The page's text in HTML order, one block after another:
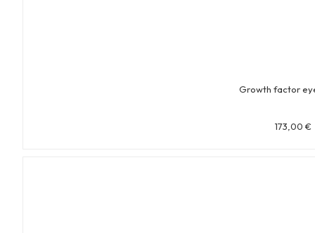
Growth factor
173,00 €